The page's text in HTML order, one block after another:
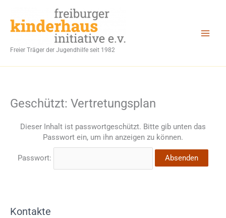
springen
Freier Träger der Jugendhilfe seit 1982
Geschützt: Vertretungsplan
Dieser Inhalt ist passwortgeschützt. Bitte gib unten das
Passwort ein, um ihn anzeigen zu können.
Passwort:
Kontakte